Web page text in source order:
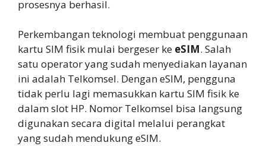
prosesnya berhasil.
Perkembangan teknologi membuat penggunaan
kartu SIM fisik mulai bergeser ke eSIM. Salah
satu operator yang sudah menyediakan layanan
ini adalah Telkomsel. Dengan eSIM, pengguna
tidak perlu lagi memasukkan kartu SIM fisik ke
dalam slot HP. Nomor Telkomsel bisa langsung
digunakan secara digital melalui perangkat
yang sudah mendukung eSIM.